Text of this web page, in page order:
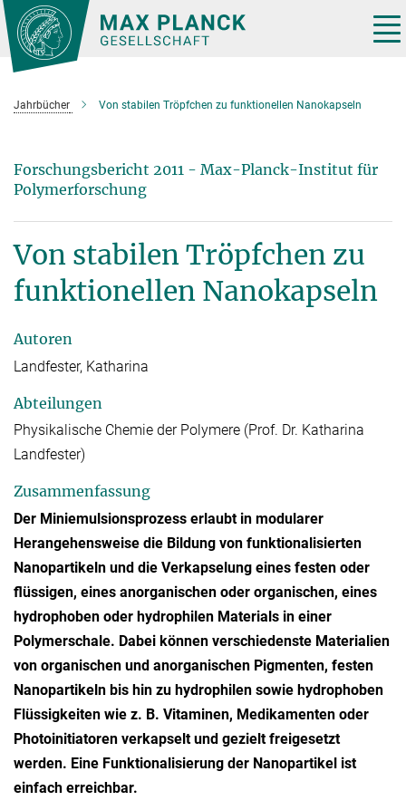
Hauptinhalt
Jahrbücher Von stabilen Tröpfchen zu funktionellen Nanokapseln
Forschungsbericht 2011 - Max-Planck-Institut für
Polymerforschung
Von stabilen Tröpfchen zu
funktionellen Nanokapseln
Autoren
Landfester, Katharina
Abteilungen
Physikalische Chemie der Polymere (Prof. Dr. Katharina
Landfester)
Zusammenfassung
Der Miniemulsionsprozess erlaubt in modularer
Herangehensweise die Bildung von funktionalisierten
Nanopartikeln und die Verkapselung eines festen oder
flüssigen, eines anorganischen oder organischen, eines
hydrophoben oder hydrophilen Materials in einer
Polymerschale. Dabei können verschiedenste Materialien
von organischen und anorganischen Pigmenten, festen
Nanopartikeln bis hin zu hydrophilen sowie hydrophoben
Flüssigkeiten wie z. B. Vitaminen, Medikamenten oder
Photoinitiatoren verkapselt und gezielt freigesetzt
werden. Eine Funktionalisierung der Nanopartikel ist
einfach erreichbar.